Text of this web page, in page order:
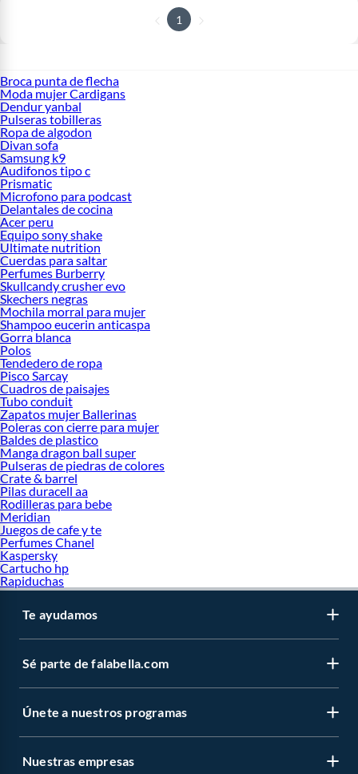
1
Broca punta de flecha
Moda mujer Cardigans
Dendur yanbal
Pulseras tobilleras
Ropa de algodon
Divan sofa
Samsung k9
Audifonos tipo c
Prismatic
Microfono para podcast
Delantales de cocina
Acer peru
Equipo sony shake
Ultimate nutrition
Cuerdas para saltar
Perfumes Burberry
Skullcandy crusher evo
Skechers negras
Mochila morral para mujer
Shampoo eucerin anticaspa
Gorra blanca
Polos
Tendedero de ropa
Pisco Sarcay
Cuadros de paisajes
Tubo conduit
Zapatos mujer Ballerinas
Poleras con cierre para mujer
Baldes de plastico
Manga dragon ball super
Pulseras de piedras de colores
Crate & barrel
Pilas duracell aa
Rodilleras para bebe
Meridian
Juegos de cafe y te
Perfumes Chanel
Kaspersky
Cartucho hp
Rapiduchas
Te ayudamos
Sé parte de falabella.com
Únete a nuestros programas
Nuestras empresas